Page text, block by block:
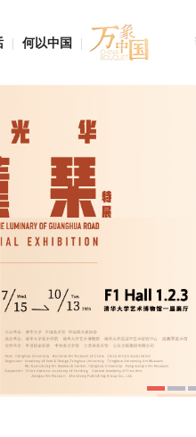
何以中国